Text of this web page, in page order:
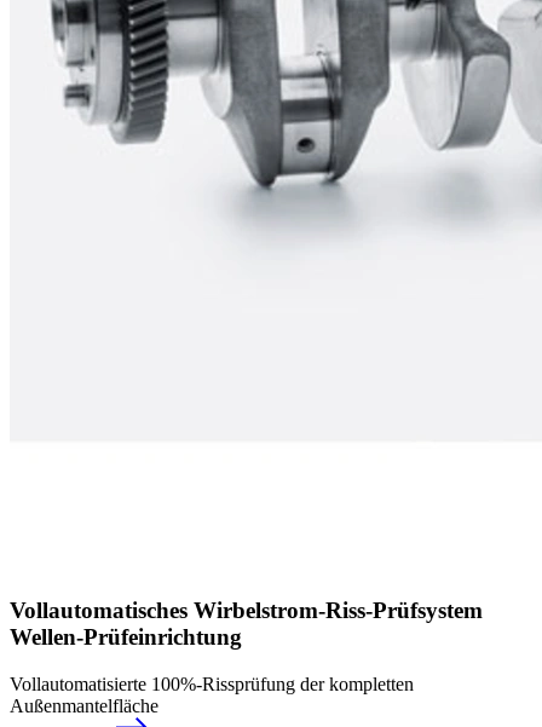
Vollautomatisches Wirbelstrom-Riss-Prüfsystem
Wellen-Prüfeinrichtung
Vollautomatisierte 100%-Rissprüfung der kompletten
Außenmantelfläche